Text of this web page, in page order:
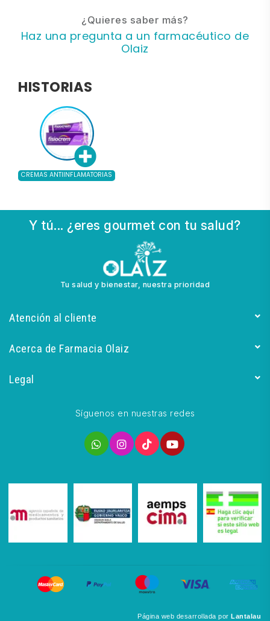
¿Quieres saber más?
Haz una pregunta a un farmacéutico de
Olaiz
HISTORIAS
CREMAS ANTIINFLAMATORIAS
Y tú... ¿eres gourmet con tu salud?
Tu salud y bienestar, nuestra prioridad
Atención al cliente
Acerca de Farmacia Olaiz
Legal
Síguenos en nuestras redes
Página web desarrollada por Lantalau